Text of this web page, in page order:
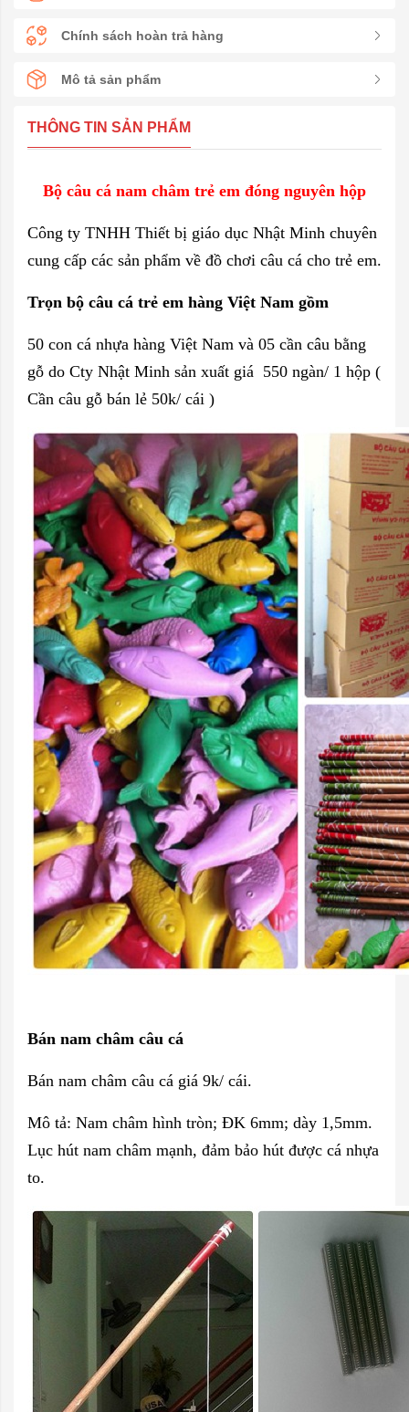
Chính sách hoàn trả hàng
Mô tả sản phẩm
THÔNG TIN SẢN PHẨM
Bộ câu cá nam châm trẻ em đóng nguyên hộp
Công ty TNHH Thiết bị giáo dục Nhật Minh chuyên
cung cấp các sản phẩm về đồ chơi câu cá cho trẻ em.
Trọn bộ câu cá trẻ em hàng Việt Nam gồm
50 con cá nhựa hàng Việt Nam và 05 cần câu bằng
gỗ do Cty Nhật Minh sản xuất giá 550 ngàn/ 1 hộp (
Cần câu gỗ bán lẻ 50k/ cái )
Bán nam châm câu cá
Bán nam châm câu cá giá 9k/ cái.
Mô tả: Nam châm hình tròn; ĐK 6mm; dày 1,5mm.
Lục hút nam châm mạnh, đảm bảo hút được cá nhựa
to.